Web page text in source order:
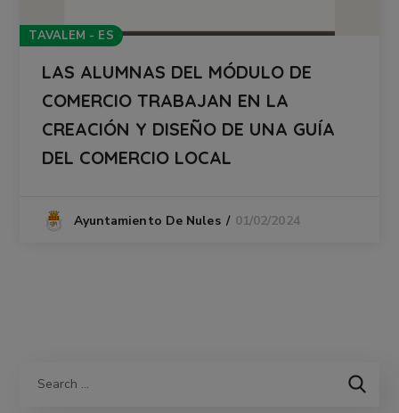
TAVALEM - ES
LAS ALUMNAS DEL MÓDULO DE
COMERCIO TRABAJAN EN LA
CREACIÓN Y DISEÑO DE UNA GUÍA
DEL COMERCIO LOCAL
Ayuntamiento De Nules 01/02/2024